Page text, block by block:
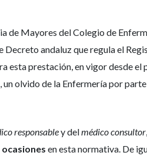
de Mayores del Colegio de
Decreto andaluz que regula el
esta prestación, en vigor desde
un olvido de la Enfermería por
responsabley delmédico consultor
en esta normativa. De